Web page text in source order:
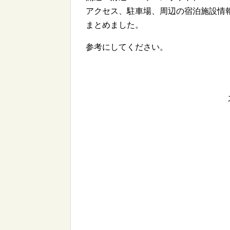
アクセス、駐車場、周辺の宿泊施設情
まとめました。
参考にしてください。